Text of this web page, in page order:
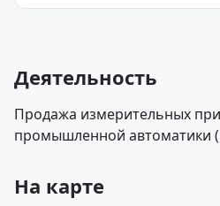
Деятельность
Продажа измерительных
промышленной автоматики
На карте